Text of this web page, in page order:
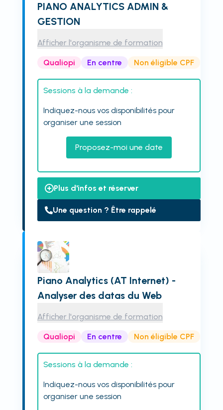
PIANO ANALYTICS ADMIN &
GESTION
Afficher l'organisme de formation
Qualiopi En centre Non éligible CPF
Sessions à la demande :
Indiquez-nous vos disponibilités pour
organiser une session
Proposez-moi une date
Plus d'infos et réserver
Une question ? Être rappelé
Piano Analytics (AT Internet) -
Analyser des datas du Web
Afficher l'organisme de formation
Qualiopi En centre Non éligible CPF
Sessions à la demande :
Indiquez-nous vos disponibilités pour
organiser une session